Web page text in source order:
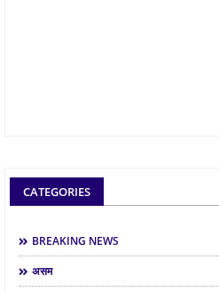
CATEGORIES
BREAKING NEWS
असम